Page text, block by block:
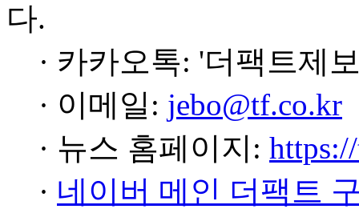
다.
· 카카오톡: '더팩트제
· 이메일: jebo@tf.co.kr
· 뉴스 홈페이지:
· 네이버 메인 더팩트